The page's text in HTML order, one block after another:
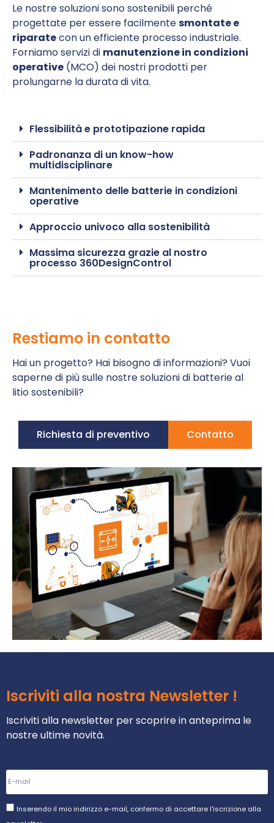
Le nostre soluzioni sono sostenibili perché
progettate per essere facilmentesmontate e
riparatecon un efficiente processo industriale.
Forniamo servizi di manutenzione in condizioni
operative (MCO) dei nostri prodotti per
prolungarne la durata di vita.
Flessibilità e prototipazione rapida
Padronanza di un know-how
multidisciplinare
Mantenimento delle batterie in condizioni
operative
Approccio univoco alla sostenibilità
Massima sicurezza grazie al nostro
processo 360DesignControl
Restiamo in contatto
Hai un progetto? Hai bisogno di informazioni? Vuoi
saperne di più sulle nostre soluzioni di batterie al
litio sostenibili?
Richiesta di preventivo Contatto
Iscriviti alla nostra Newsletter !
Iscriviti alla newsletter per scoprire in anteprima le
nostre ultime novità.
Inserendo il mio indirizzo e-mail, confermo di accettare l'iscrizione alla